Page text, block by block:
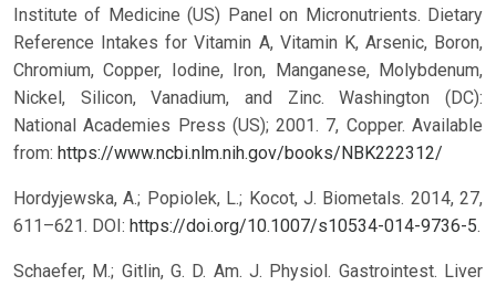
Institute of Medicine (US) Panel on Micronutrients. Dietary
Reference Intakes for Vitamin A, Vitamin K, Arsenic, Boron,
Chromium, Copper, Iodine, Iron, Manganese, Molybdenum,
Nickel, Silicon, Vanadium, and Zinc. Washington (DC):
National Academies Press (US); 2001. 7, Copper. Available
from: https://www.ncbi.nlm.nih.gov/books/NBK222312/
Hordyjewska, A.; Popiolek, L.; Kocot, J. Biometals. 2014, 27,
611–621. DOI: https://doi.org/10.1007/s10534-014-9736-5.
Schaefer, M.; Gitlin, G. D. Am. J. Physiol. Gastrointest. Liver